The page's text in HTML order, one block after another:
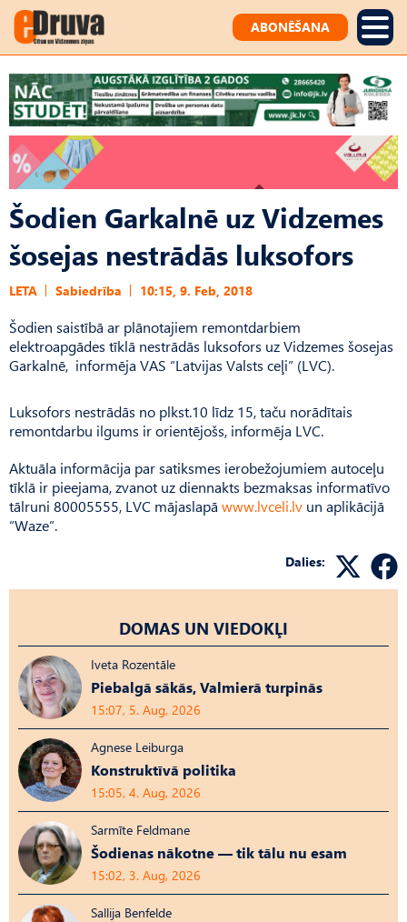
ABONĒŠANA
Šodien Garkalnē uz Vidzemes
šosejas nestrādās luksofors
LETA Sabiedrība 10:15, 9. Feb, 2018
Šodien saistībā ar plānotajiem remontdarbiem
elektroapgādes tīklā nestrādās luksofors uz Vidzemes šosejas
Garkalnē, informēja VAS “Latvijas Valsts ceļi” (LVC).
Luksofors nestrādās no plkst.10 līdz 15, taču norādītais
remontdarbu ilgums ir orientējošs, informēja LVC.
Aktuāla informācija par satiksmes ierobežojumiem autoceļu
tīklā ir pieejama, zvanot uz diennakts bezmaksas informatīvo
tālruni 80005555, LVC mājaslapā www.lvceli.lv un aplikācijā
“Waze”.
Dalies:
DOMAS UN VIEDOKĻI
Iveta Rozentāle
Piebalgā sākās, Valmierā turpinās
15:07, 5. Aug, 2026
Agnese Leiburga
Konstruktīvā politika
15:05, 4. Aug, 2026
Sarmīte Feldmane
Šodienas nākotne — tik tālu nu esam
15:02, 3. Aug, 2026
Sallija Benfelde